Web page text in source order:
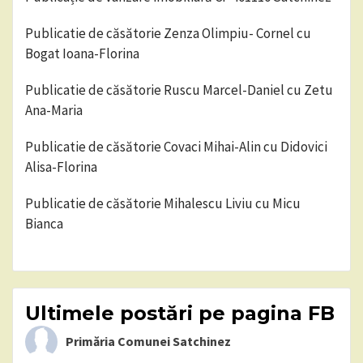
Publicatie de căsătorie Zenza Olimpiu- Cornel cu
Bogat Ioana-Florina
Publicatie de căsătorie Ruscu Marcel-Daniel cu Zetu
Ana-Maria
Publicatie de căsătorie Covaci Mihai-Alin cu Didovici
Alisa-Florina
Publicatie de căsătorie Mihalescu Liviu cu Micu
Bianca
Ultimele postări pe pagina FB
Primăria Comunei Satchinez